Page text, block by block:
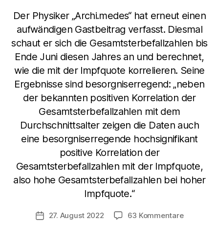
Der Physiker „Archi.medes“ hat erneut einen
aufwändigen Gastbeitrag verfasst. Diesmal
schaut er sich die Gesamtsterbefallzahlen bis
Ende Juni diesen Jahres an und berechnet,
wie die mit der Impfquote korrelieren. Seine
Ergebnisse sind besorgniserregend: „neben
der bekannten positiven Korrelation der
Gesamtsterbefallzahlen mit dem
Durchschnittsalter zeigen die Daten auch
eine besorgniserregende hochsignifikant
positive Korrelation der
Gesamtsterbefallzahlen mit der Impfquote,
also hohe Gesamtsterbefallzahlen bei hoher
Impfquote.“
Veröffentlichungsdatum
27. August 2022 63 Kommentarezu